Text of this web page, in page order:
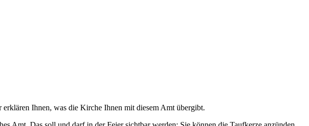
Ihnen, was die Kirche Ihnen mit diesem Amt übergibt.